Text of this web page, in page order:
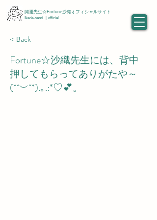
開運先生☆Fortune沙織オフィシャルサイト
Ikeda-saori ｜official
< Back
Fortune☆沙織先生には、背中
押してもらってありがたや～
(*˘︶˘*).｡.:*♡💕。